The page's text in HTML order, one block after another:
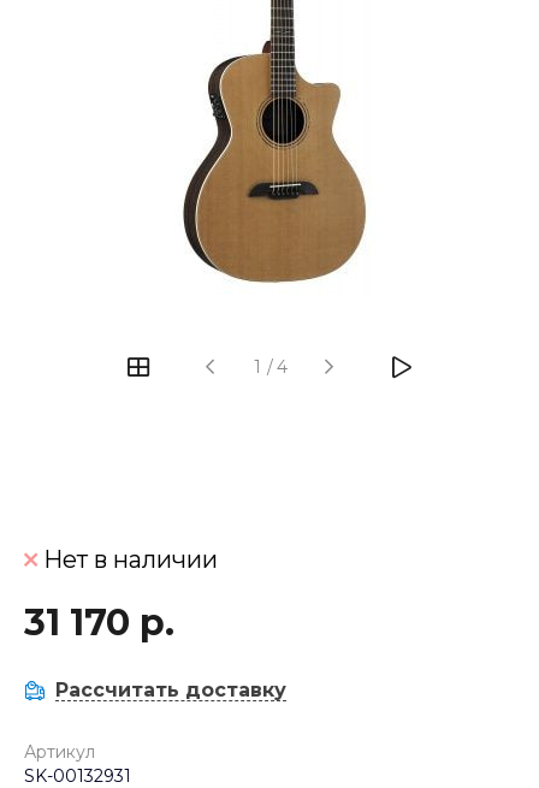
1 /4
Нет в наличии
31 170 р.
Рассчитать доставку
Артикул
SK-00132931